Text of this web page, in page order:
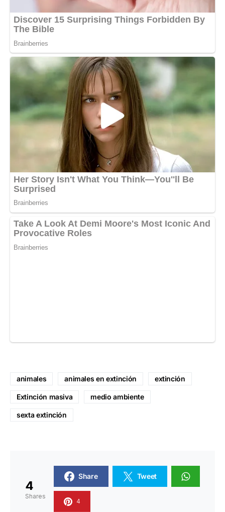
animales animales en extinción extinción
Extinción masiva medio ambiente
sexta extinción
4
Shares
Share Tweet
4